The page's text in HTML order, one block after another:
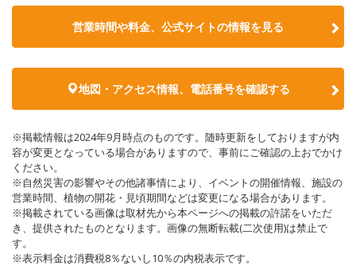
営業時間や料金、公式サイトの情報を見る
地図・アクセス情報、電話番号を確認する
※掲載情報は2024年9月時点のものです。随時更新をしておりますが内
容が変更となっている場合がありますので、事前にご確認の上おでかけ
ください。
※自然災害の影響やその他諸事情により、イベントの開催情報、施設の
営業時間、植物の開花・見頃期間などは変更になる場合があります。
※掲載されている画像は取材先から本ページへの掲載の許諾をいただ
き、提供されたものとなります。画像の無断転載(二次使用)は禁止で
す。
※表示料金は消費税8％ないし10％の内税表示です。